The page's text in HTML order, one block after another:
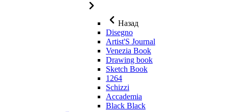
Назад
Disegno
Artist'S Journal
Venezia Book
Drawing book
Sketch Book
1264
Schizzi
Accademia
Black Black